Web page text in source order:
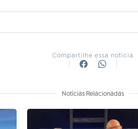
Compartilhe essa notícia
Notícias Relacionadas